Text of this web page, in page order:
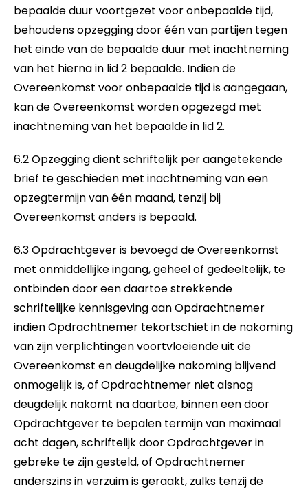
bepaalde duur voortgezet voor onbepaalde tijd,
behoudens opzegging door één van partijen tegen
het einde van de bepaalde duur met inachtneming
van het hierna in lid 2 bepaalde. Indien de
Overeenkomst voor onbepaalde tijd is aangegaan,
kan de Overeenkomst worden opgezegd met
inachtneming van het bepaalde in lid 2.
6.2 Opzegging dient schriftelijk per aangetekende
brief te geschieden met inachtneming van een
opzegtermijn van één maand, tenzij bij
Overeenkomst anders is bepaald.
6.3 Opdrachtgever is bevoegd de Overeenkomst
met onmiddellijke ingang, geheel of gedeeltelijk, te
ontbinden door een daartoe strekkende
schriftelijke kennisgeving aan Opdrachtnemer
indien Opdrachtnemer tekortschiet in de nakoming
van zijn verplichtingen voortvloeiende uit de
Overeenkomst en deugdelijke nakoming blijvend
onmogelijk is, of Opdrachtnemer niet alsnog
deugdelijk nakomt na daartoe, binnen een door
Opdrachtgever te bepalen termijn van maximaal
acht dagen, schriftelijk door Opdrachtgever in
gebreke te zijn gesteld, of Opdrachtnemer
anderszins in verzuim is geraakt, zulks tenzij de